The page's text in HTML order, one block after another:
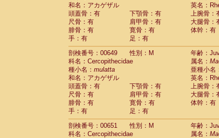
和名：アカゲザル
英名：
頭蓋骨：有
下顎骨：有
上腕骨：
尺骨：有
肩甲骨：有
大腿骨：
腓骨：有
寛骨：有
体幹：有
手：有
足：有
剖検番号：00649
性別：M
年齢：
科名：Cercopithecidae
属名：
種小名： mulatta
亜種小名
和名：アカゲザル
英名：
頭蓋骨：有
下顎骨：有
上腕骨：
尺骨：有
肩甲骨：有
大腿骨：
腓骨：有
寛骨：有
体幹：有
手：有
足：有
剖検番号：00651
性別：M
年齢：
科名：Cercopithecidae
属名：